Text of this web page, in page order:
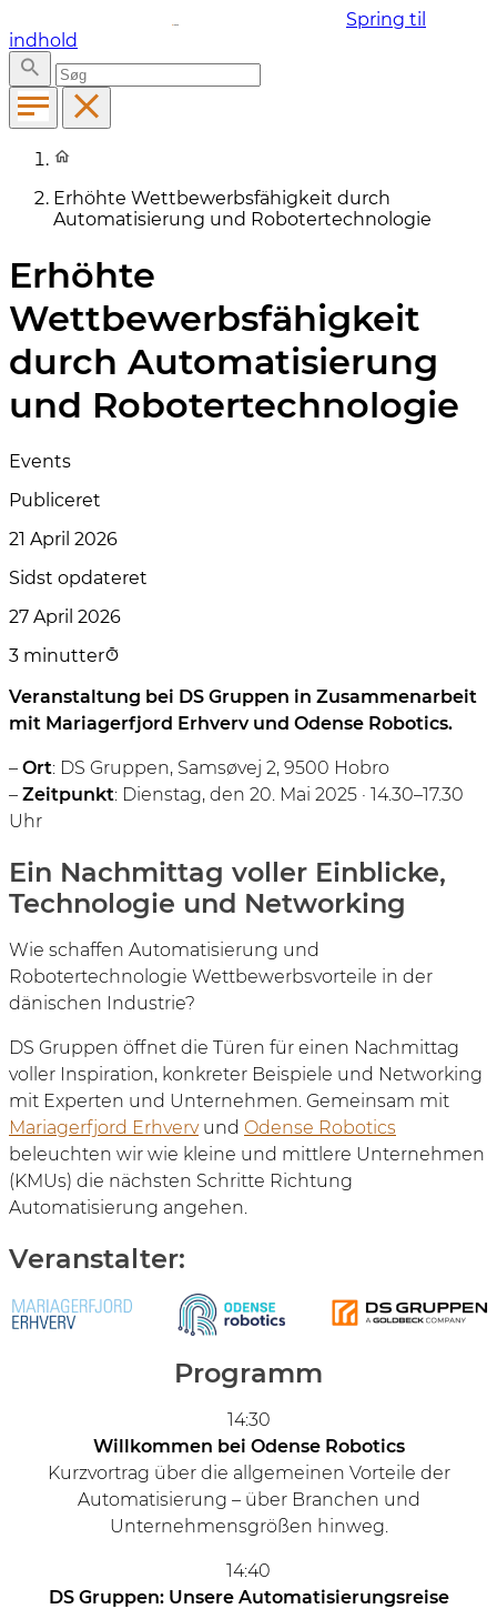
Spring til
indhold
Erhöhte Wettbewerbsfähigkeit durch
Automatisierung und Robotertechnologie
Erhöhte
Wettbewerbsfähigkeit
durch Automatisierung
und Robotertechnologie
Events
Publiceret
21 April 2026
Sidst opdateret
27 April 2026
3 minutter
Veranstaltung bei DS Gruppen in Zusammenarbeit
mit Mariagerfjord Erhverv und Odense Robotics.
– Ort: DS Gruppen, Samsøvej 2, 9500 Hobro
– Zeitpunkt: Dienstag, den 20. Mai 2025 · 14.30–17.30
Uhr
Ein Nachmittag voller Einblicke,
Technologie und Networking
Wie schaffen Automatisierung und
Robotertechnologie Wettbewerbsvorteile in der
dänischen Industrie?
DS Gruppen öffnet die Türen für einen Nachmittag
voller Inspiration, konkreter Beispiele und Networking
mit Experten und Unternehmen. Gemeinsam mit
Mariagerfjord Erhvervund Odense Robotics
beleuchten wir wie kleine und mittlere Unternehmen
(KMUs) die nächsten Schritte Richtung
Automatisierung angehen.
Veranstalter:
Programm
14:30
Willkommen bei Odense Robotics
Kurzvortrag über die allgemeinen Vorteile der
Automatisierung – über Branchen und
Unternehmensgrößen hinweg.
14:40
DS Gruppen: Unsere Automatisierungsreise